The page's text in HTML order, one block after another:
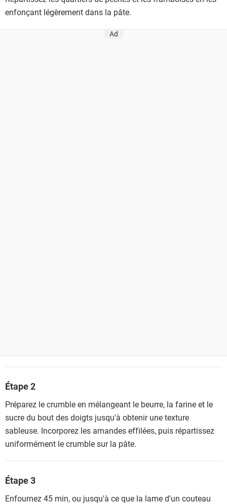
enfonçant légèrement dans la pâte.
Ad
Étape 2
Préparez le crumble en mélangeant le beurre, la farine et le
sucre du bout des doigts jusqu'à obtenir une texture
sableuse. Incorporez les amandes effilées, puis répartissez
uniformément le crumble sur la pâte.
Étape 3
Enfournez 45 min, ou jusqu'à ce que la lame d'un couteau